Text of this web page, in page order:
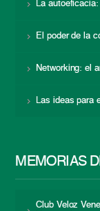
La autoeficacia:
El poder de la
Networking: el
Las ideas para
MEMORIAS
Club Veloz